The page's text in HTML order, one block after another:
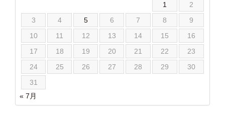
1
2
3
4 5 6 7 8
9
10
11 12 13 14 15
16
17
18 19 20 21 22
23
24
25 26 27 28 29
30
31
« 7月